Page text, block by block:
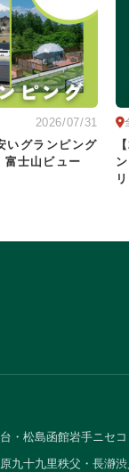
2026/07/31
いグランピング
士山ビュー
・松島函館岩手ニセ
九十九里秩父・長瀞